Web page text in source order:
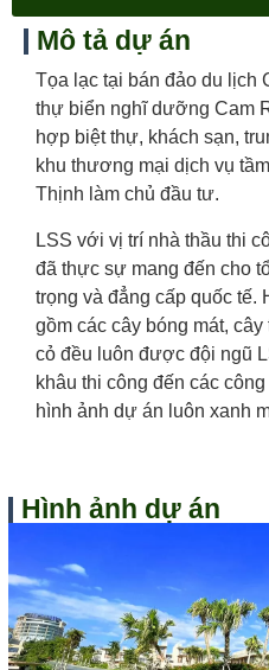
Mô tả dự án
Tọa lạc tại bán đảo du lịch
thự biển nghĩ dưỡng Cam
hợp biệt thự, khách sạn,
khu thương mại dịch vụ
Thịnh làm chủ đầu tư.
LSS với vị trí nhà thầu thi
đã thực sự mang đến cho
trọng và đẳng cấp quốc tế.
gồm các cây bóng mát,
cỏ đều luôn được đội ngũ
khâu thi công đến các
hình ảnh dự án luôn xanh
Hình ảnh dự án